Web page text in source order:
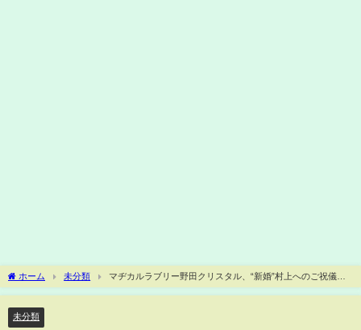
ホーム 未分類
マヂカルラブリー野田クリスタル、“新婚”村上へのご祝儀叩
きつける 結婚は「忙しくなくなったら」
未分類